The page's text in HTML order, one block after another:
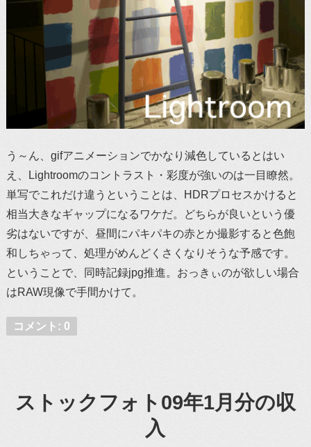
う～ん、gifアニメーションでかなり減色しているとはい
え、Lightroomのコントラスト・彩度が強いのは一目瞭然。
単写でこれだけ違うということは、HDRプロセスかけると
相当大きなギャップになるワケだ。どちらが良いという優
劣はないですが、昼間にパキパキの赤とか撮影すると色飽
和しちゃって、処理がめんどくさくなりそうな予感です。
ということで、同時記録jpg推進。おっきぃのが欲しい場合
はRAW現像で手間かけて。
コメント: 0
ストックフォト09年1月分の収
入